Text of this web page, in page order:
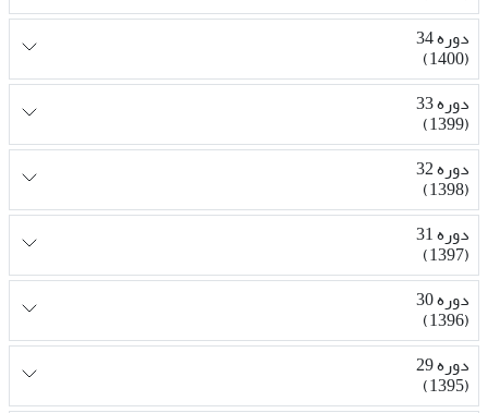
دوره 34
(1400)
دوره 33
(1399)
دوره 32
(1398)
دوره 31
(1397)
دوره 30
(1396)
دوره 29
(1395)